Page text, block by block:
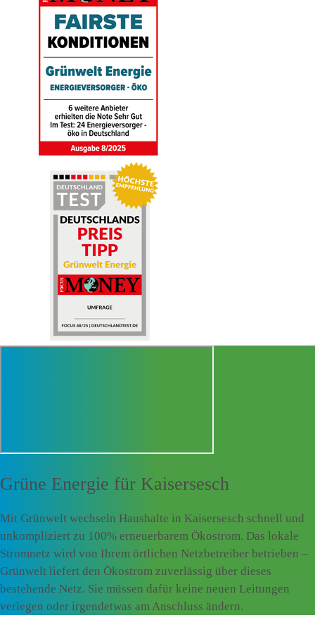
Grüne Energie für Kaisersesch
Mit Grünwelt wechseln Haushalte in Kaisersesch schnell und
unkompliziert zu 100% erneuerbarem Ökostrom. Das lokale
Stromnetz wird von Ihrem örtlichen Netzbetreiber betrieben –
Grünwelt liefert den Ökostrom zuverlässig über dieses
bestehende Netz. Sie müssen dafür keine neuen Leitungen
verlegen oder irgendetwas am Anschluss ändern.